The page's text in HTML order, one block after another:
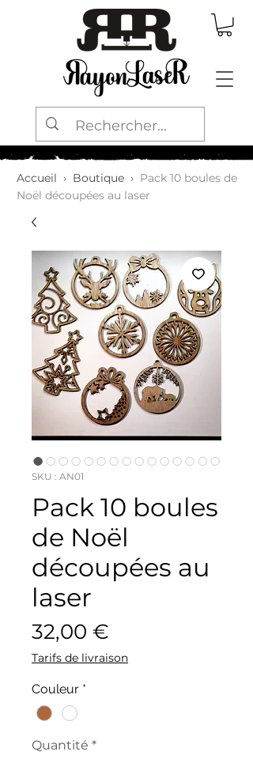
Accueil › Boutique › Pack 10 boules de
Noël découpées au laser
SKU : AN01
Pack 10 boules
de Noël
découpées au
laser
32,00 €
Tarifs de livraison
Couleur *
Quantité *